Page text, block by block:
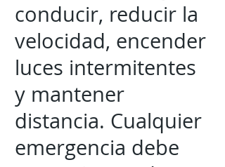
conducir, reducir la
velocidad, encender
luces intermitentes
y mantener
distancia. Cualquier
emergencia debe